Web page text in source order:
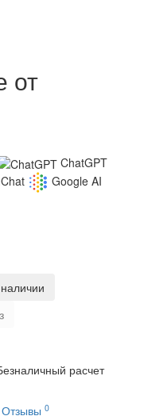
от
ChatGPT
Google AI
расчет
Отзывы 0